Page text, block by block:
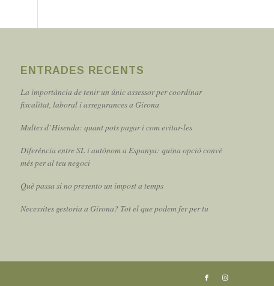
ENTRADES RECENTS
La importància de tenir un únic assessor per coordinar
fiscalitat, laboral i assegurances a Girona
Multes d’Hisenda: quant pots pagar i com evitar-les
Diferència entre SL i autònom a Espanya: quina opció convé
més per al teu negoci
Què passa si no presento un impost a temps
Necessites gestoria a Girona? Tot el que podem fer per tu